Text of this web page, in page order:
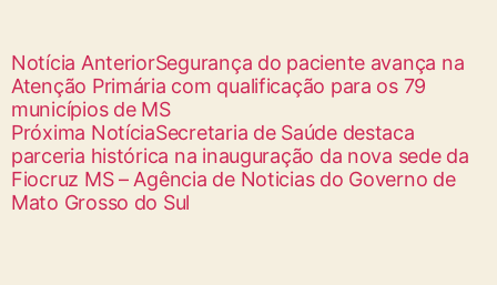
Notícia AnteriorSegurança do paciente avança na
Atenção Primária com qualificação para os 79
municípios de MS
Próxima NotíciaSecretaria de Saúde destaca
parceria histórica na inauguração da nova sede da
Fiocruz MS – Agência de Noticias do Governo de
Mato Grosso do Sul